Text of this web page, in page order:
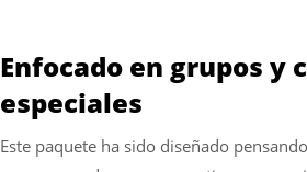
Enfocado en grupos y
especiales
Este paquete ha sido diseñado